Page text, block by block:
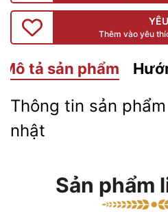
Thêm vào yêu
Mô tả sản phẩm
Thông tin sản
nhật
Sản phẩm